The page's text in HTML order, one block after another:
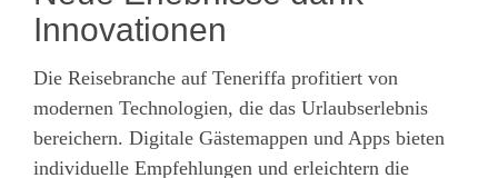
Innovationen
Die Reisebranche auf Teneriffa profitiert von
modernen Technologien, die das Urlaubserlebnis
bereichern. Digitale Gästemappen und Apps bieten
individuelle Empfehlungen und erleichtern die